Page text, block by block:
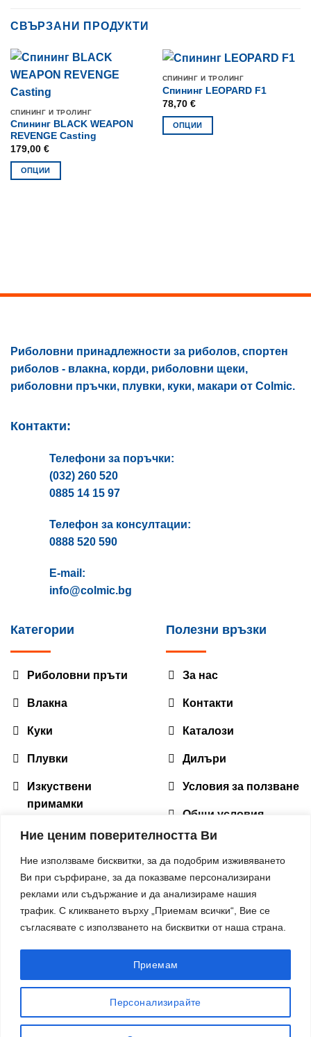
Ние ценим поверителността Ви
Ние използваме бисквитки, за да подобрим изживяването
Ви при сърфиране, за да показваме персонализирани
реклами или съдържание и да анализираме нашия
трафик. С кликването върху „Приемам всички“, Вие се
съгласявате с използването на бисквитки от наша страна.
Персонализирайте
Приемам
СВЪРЗАНИ ПРОДУКТИ
СПИНИНГ И ТРОЛИНГ
Спининг BLACK WEAPON
REVENGE Casting
179,00 €
ОПЦИИ
the
page
СПИНИНГ И ТРОЛИНГ
Спининг LEOPARD F1
78,70 €
ОПЦИИ
Риболовни принадлежности за риболов, спортен
риболов - влакна, корди, риболовни щеки,
риболовни пръчки, плувки, куки, макари от Colmic.
Контакти:
Телефони за поръчки:
(032) 260 520
0885 14 15 97
Телефон за консултации:
0888 520 590
E-mail:
info@colmic.bg
Категории
Риболовни пръти
Влакна
Куки
Плувки
Изкуствени
примамки
Макари
Облекло
Полезни връзки
За нас
Контакти
Каталози
Дилъри
Условия за ползване
Общи условия
Доставка и
рекламация
Политики за
бисквитките